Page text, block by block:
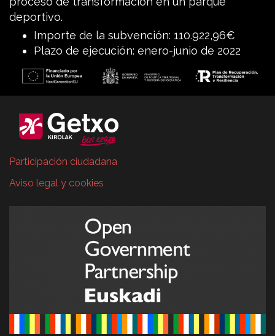
deportivo.
Importe de la subvención: 110.922,96€
Plazo de ejecución: enero-junio de 2022
Participación ciudadana
Aviso legal y cookies